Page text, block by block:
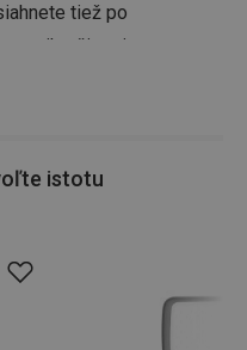
tiež po
či stojane na
rád a šmrnc.
do skrine
istotu